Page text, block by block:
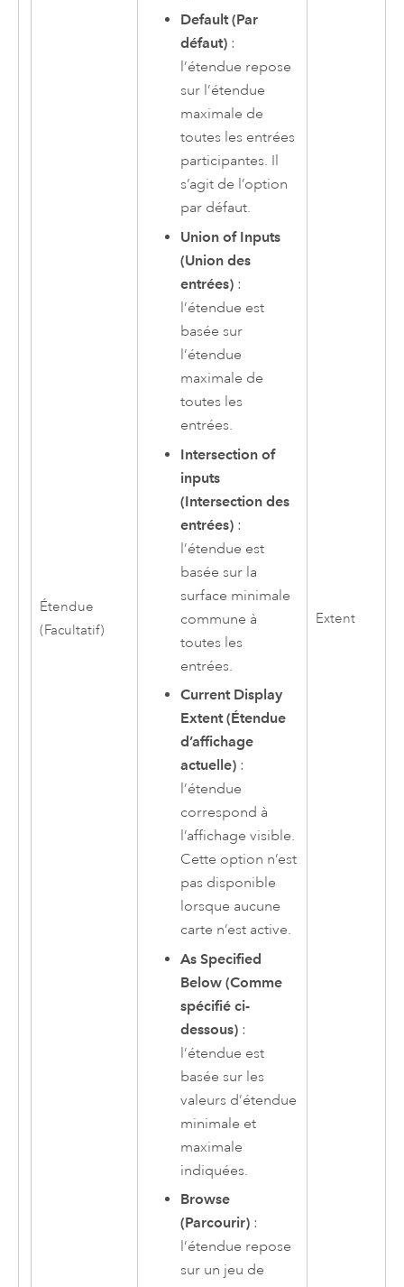
Étendue
(Facultatif)
Default (Par
défaut) :
l’étendue repose
sur l’étendue
maximale de
toutes les entrées
participantes. Il
s’agit de l’option
par défaut.
Union of Inputs
(Union des
entrées) :
l’étendue est
basée sur
l’étendue
maximale de
toutes les
entrées.
Intersection of
inputs
(Intersection des
entrées) :
l’étendue est
basée sur la
surface minimale
commune à
toutes les
entrées.
Current Display
Extent (Étendue
d’affichage
actuelle) :
l’étendue
correspond à
l’affichage visible.
Cette option n’est
pas disponible
lorsque aucune
carte n’est active.
As Specified
Below (Comme
spécifié ci-
dessous) :
l’étendue est
basée sur les
valeurs d’étendue
minimale et
maximale
indiquées.
Browse
(Parcourir) :
l’étendue repose
sur un jeu de
Extent